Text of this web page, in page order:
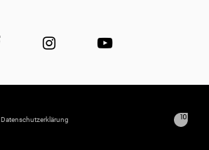
Datenschutzerklärung